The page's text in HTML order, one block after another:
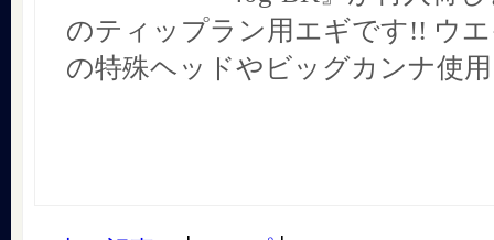
のティップラン用エギです!! ウ
の特殊ヘッドやビッグカンナ使用